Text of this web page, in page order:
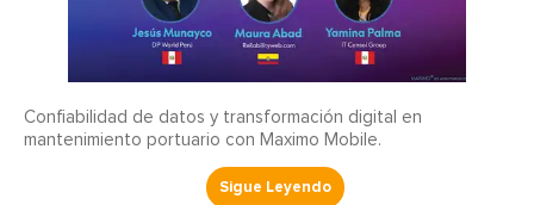
Confiabilidad de datos y transformación digital en
mantenimiento portuario con Maximo Mobile.